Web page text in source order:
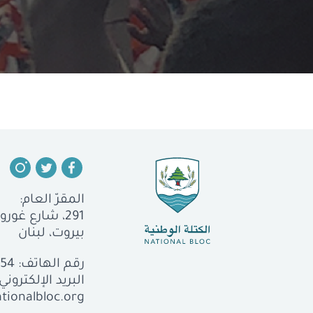
المقرّ العام:
291، شارع غورو، الجميزة
بيروت، لبنان
رقم الهاتف:
البريد